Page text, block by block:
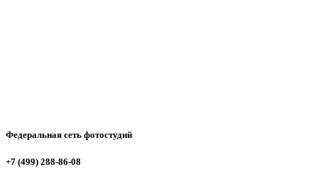
Федеральная сеть фотостудий
+7 (499) 288-86-08